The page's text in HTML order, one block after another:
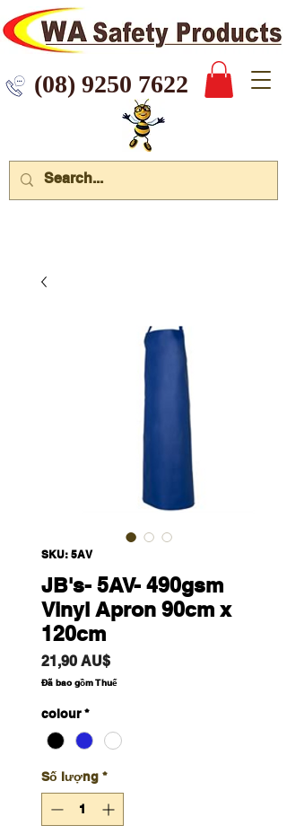
7622
SKU: 5AV
JB's- 5AV- 490gsm
Vinyl Apron 90cm x
120cm
21,90 AU$Giá
Đã bao gồm Thuế
colour *
Số lượng *